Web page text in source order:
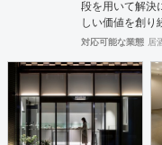
段を用いて解決
しい価値を創り
対応可能な業態 居